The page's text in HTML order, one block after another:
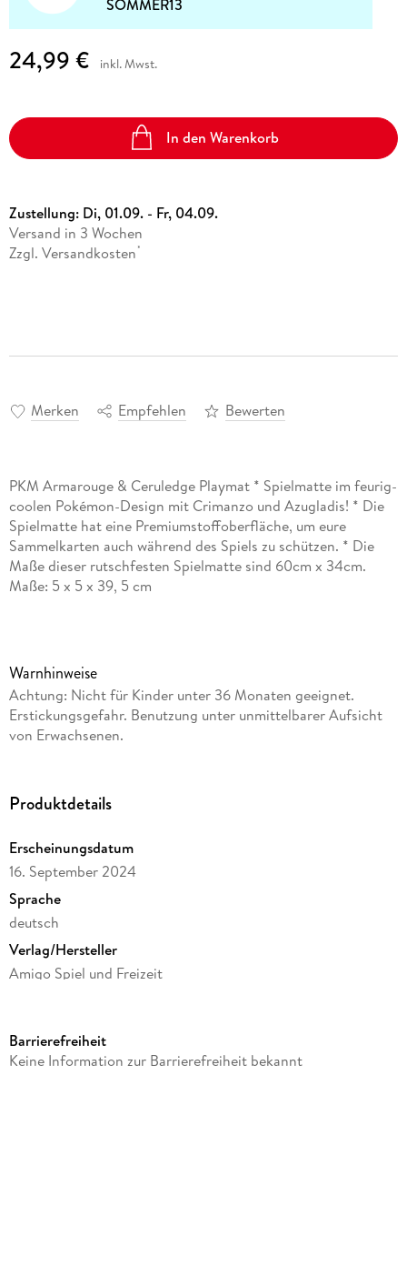
SOMMER13
24,99 € inkl. Mwst.
In den Warenkorb
Zustellung: Di, 01.09. - Fr, 04.09.
Versand in 3 Wochen
Zzgl. Versandkosten *
Merken Empfehlen Bewerten
PKM Armarouge & Ceruledge Playmat * Spielmatte im feurig-
coolen Pokémon-Design mit Crimanzo und Azugladis! * Die
Spielmatte hat eine Premiumstoffoberfläche, um eure
Sammelkarten auch während des Spiels zu schützen. * Die
Maße dieser rutschfesten Spielmatte sind 60cm x 34cm.
Maße: 5 x 5 x 39, 5 cm
Warnhinweise
Achtung: Nicht für Kinder unter 36 Monaten geeignet.
Erstickungsgefahr. Benutzung unter unmittelbarer Aufsicht
von Erwachsenen.
Produktdetails
Erscheinungsdatum
16. September 2024
Sprache
deutsch
Verlag/Hersteller
Amigo Spiel und Freizeit
Gewicht
Barrierefreiheit
Keine Information zur Barrierefreiheit bekannt